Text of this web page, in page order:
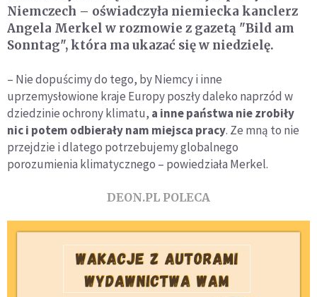
Niemczech – oświadczyła niemiecka kanclerz
Angela Merkel w rozmowie z gazetą "Bild am
Sonntag", która ma ukazać się w niedzielę.
– Nie dopuścimy do tego, by Niemcy i inne
uprzemysłowione kraje Europy poszły daleko naprzód w
dziedzinie ochrony klimatu, a inne państwa nie zrobiły
nic i potem odbierały nam miejsca pracy. Ze mną to nie
przejdzie i dlatego potrzebujemy globalnego
porozumienia klimatycznego – powiedziała Merkel.
DEON.PL POLECA